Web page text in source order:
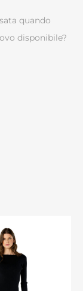
quando
disponibile?